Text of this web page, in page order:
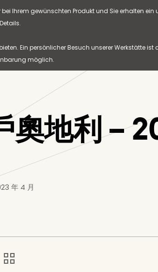
Ihrem gewünschten Produkt und Sie erhalten
Details.
Ein persönlicher Besuch unserer Werkstätte
möglich.
奧地利 –
年 4 月